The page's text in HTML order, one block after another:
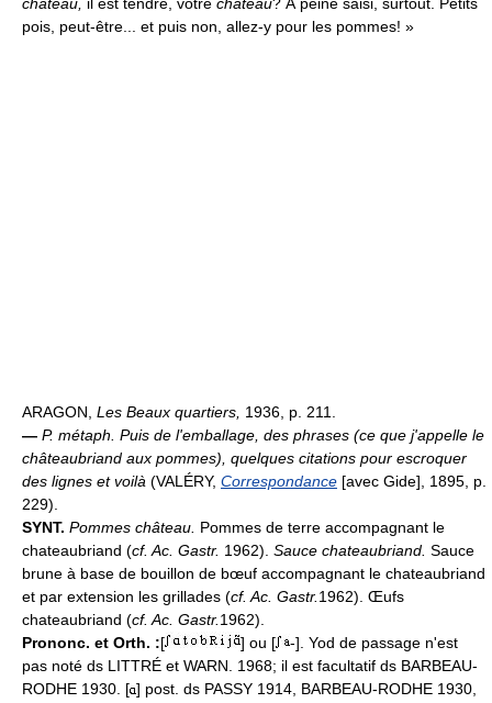
pois, peut-être... et puis non, allez-y pour les pommes! »
ARAGON, Les Beaux quartiers, 1936, p. 211.
— P. métaph. Puis de l'emballage, des phrases (ce que j'appelle le
châteaubriand aux pommes), quelques citations pour escroquer
des lignes et voilà (VALÉRY, Correspondance [avec Gide], 1895, p.
229).
SYNT. Pommes château. Pommes de terre accompagnant le
chateaubriand (cf. Ac. Gastr. 1962). Sauce chateaubriand. Sauce
brune à base de bouillon de bœuf accompagnant le chateaubriand
et par extension les grillades (cf. Ac. Gastr. 1962). Œufs
chateaubriand (cf. Ac. Gastr. 1962).
Prononc. et Orth. :[ ] ou [
-]. Yod de passage n'est
pas noté ds LITTRÉ et WARN. 1968; il est facultatif ds BARBEAU-
RODHE 1930. [ ] post. ds PASSY 1914, BARBEAU-RODHE 1930,